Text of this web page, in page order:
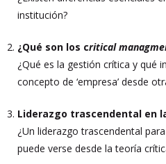
institución?
¿Qué son los critical
¿Qué es la gestión crítica y qué
concepto de ‘empresa’ desde
Liderazgo trascendental en
¿Un liderazgo trascendental
puede verse desde la teoría